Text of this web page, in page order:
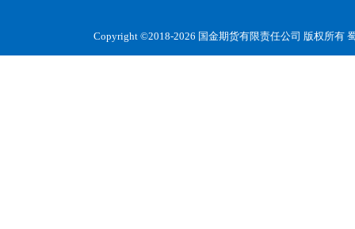
Copyright ©2018-2026 国金期货有限责任公司 版权所有